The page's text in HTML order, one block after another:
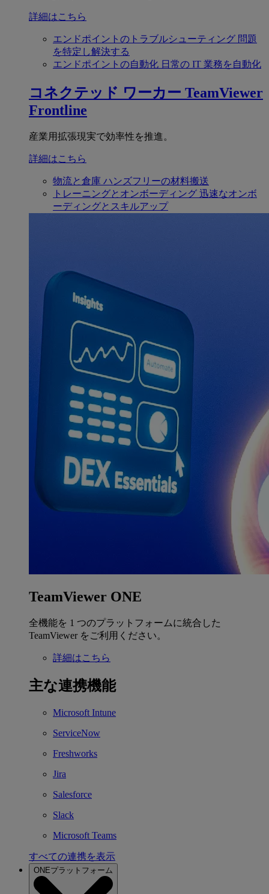
詳細はこちら
エンドポイントのトラブルシューティング 問題
を特定し解決する
エンドポイントの自動化 日常の IT 業務を自動化
コネクテッド ワーカー TeamViewer
Frontline
産業用拡張現実で効率性を推進。
詳細はこちら
物流と倉庫 ハンズフリーの材料搬送
トレーニングとオンボーディング 迅速なオンボ
ーディングとスキルアップ
TeamViewer ONE
全機能を 1 つのプラットフォームに統合した
TeamViewer をご利用ください。
詳細はこちら
主な連携機能
Microsoft Intune
ServiceNow
Freshworks
Jira
Salesforce
Slack
Microsoft Teams
すべての連携を表示
ONEプラットフォーム